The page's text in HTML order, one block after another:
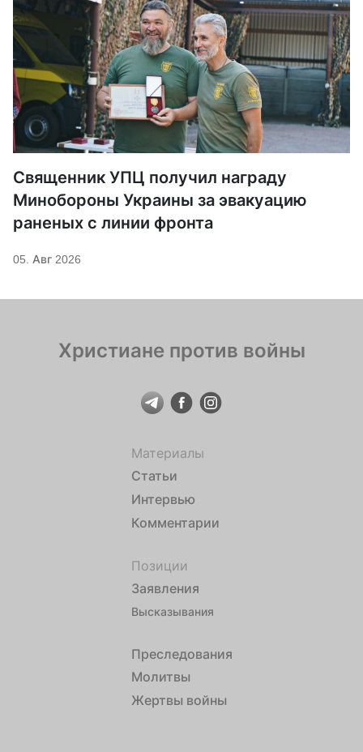
Священник УПЦ получил награду
Минобороны Украины за эвакуацию
раненых с линии фронта
05. Авг 2026
Христиане против войны
Материалы
Статьи
Интервью
Комментарии
Позиции
Заявления
Высказывания
Преследования
Молитвы
Жертвы войны